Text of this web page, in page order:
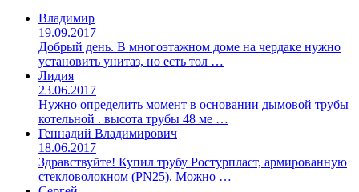
Владимир
19.09.2017
Добрый день. В многоэтажном доме на чердаке нужно
установить унитаз, но есть тол …
Лидия
23.06.2017
Нужно определить момент в основании дымовой трубы
котельной . высота трубы 48 ме …
Геннадий Владимирович
18.06.2017
Здравствуйте! Купил трубу Ростурпласт, армированную
стекловолокном (PN25). Можно …